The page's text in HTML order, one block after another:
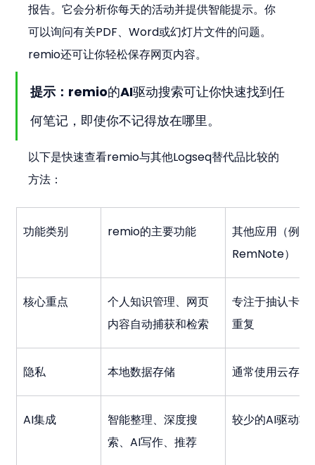
报告。它会分析你每天的活动并提供智能提示。你
可以询问有关PDF、Word或幻灯片文件的问题。
remio还可让你轻松保存网页内容。
提示： remio的AI驱动搜索可让你快速找到任
何笔记，即使你不记得放在哪里。
以下是快速查看remio与其他Logseq替代品比较的
方法：
功能类别 remio的主要功能
其他应用（例如
RemNote）
核心重点
个人知识管理、网页
内容自动捕获和检索
专注于抽认卡和
重复
隐私 本地数据存储 通常使用云存储
AI集成
智能整理、深度搜
索、AI写作、推荐
较少的AI驱动功